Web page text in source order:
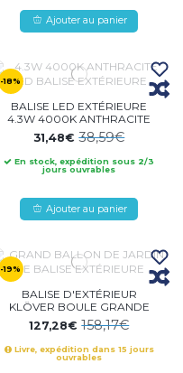
Ajouter au panier
-18%
BALISE LED EXTÉRIEURE
4.3W 4000K ANTHRACITE
31,48€38,59€
En stock, expédition sous 2/3
jours ouvrables
Ajouter au panier
-19%
BALISE D'EXTÉRIEUR
KLÖVER BOULE GRANDE
127,28€158,17€
Livre, expédition dans 15 jours
ouvrables